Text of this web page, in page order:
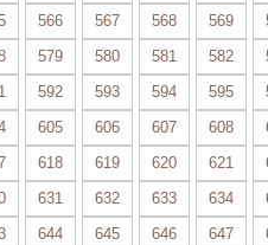
566 567 568 569
579 580 581 582
592 593 594 595
605 606 607 608
618 619 620 621
631 632 633 634
644 645 646 647